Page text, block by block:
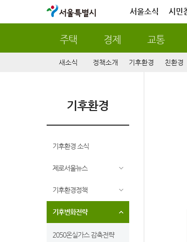
서울특별시 서울소식 시민
주택 경제 교통
새소식 정책소개 기후환경 친환경
기후환경
기후환경 소식
제로서울뉴스
기후환경정책
기후변화전략
2050온실가스 감축전략